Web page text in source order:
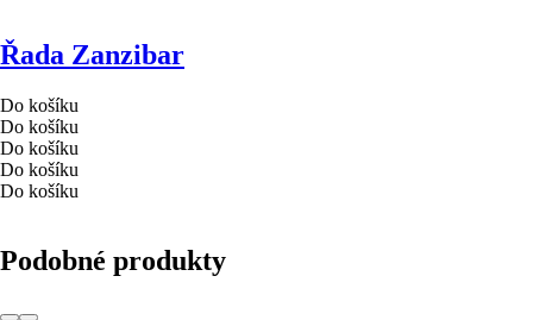
Řada Zanzibar
Do košíku
Do košíku
Do košíku
Do košíku
Do košíku
Podobné produkty